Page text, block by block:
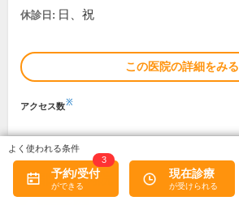
休診日: 日、祝
この医院の詳細をみる
アクセス数※
京都下鴨病院
予約/受付
3
現在診療